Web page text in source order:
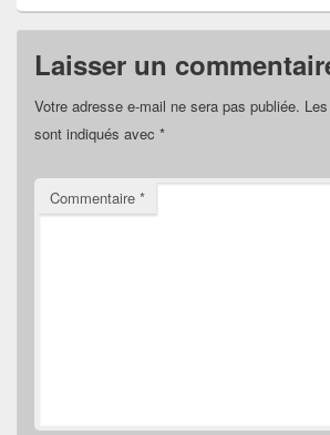
Laisser un
Votre adresse e-mail ne sera pas publiée.
sont indiqués avec *
Commentaire *